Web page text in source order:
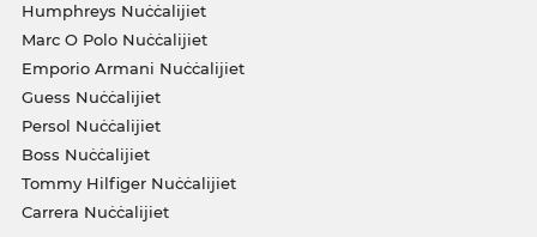
Humphreys Nuċċalijiet
Marc O Polo Nuċċalijiet
Emporio Armani Nuċċalijiet
Guess Nuċċalijiet
Persol Nuċċalijiet
Boss Nuċċalijiet
Tommy Hilfiger Nuċċalijiet
Carrera Nuċċalijiet